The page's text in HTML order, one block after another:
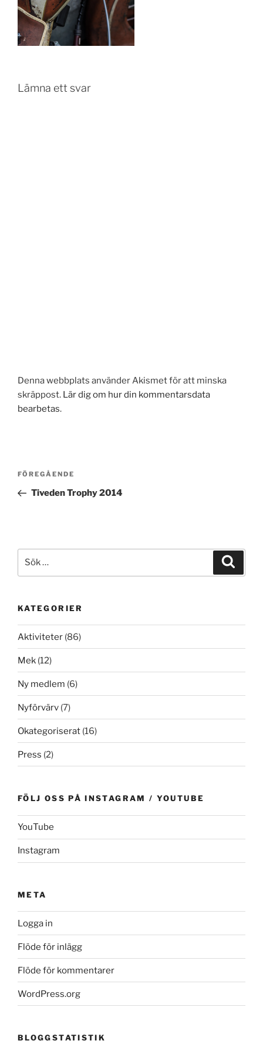
Lämna ett svar
Denna webbplats använder Akismet för att minska
skräppost. Lär dig om hur din kommentarsdata
bearbetas.
Inläggsnavigering
Föregående
inlägg
FÖREGÅENDE
Tiveden Trophy 2014
efter:
KATEGORIER
Aktiviteter (86)
Mek (12)
Ny medlem (6)
Nyförvärv (7)
Okategoriserat (16)
Press (2)
FÖLJ OSS PÅ INSTAGRAM / YOUTUBE
YouTube
Instagram
META
Logga in
Flöde för inlägg
Flöde för kommentarer
WordPress.org
BLOGGSTATISTIK